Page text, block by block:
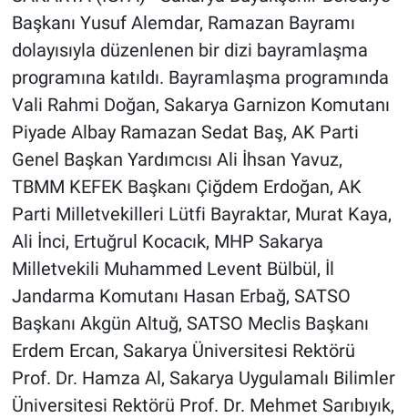
Başkanı Yusuf Alemdar, Ramazan Bayramı
dolayısıyla düzenlenen bir dizi bayramlaşma
programına katıldı. Bayramlaşma programında
Vali Rahmi Doğan, Sakarya Garnizon Komutanı
Piyade Albay Ramazan Sedat Baş, AK Parti
Genel Başkan Yardımcısı Ali İhsan Yavuz,
TBMM KEFEK Başkanı Çiğdem Erdoğan, AK
Parti Milletvekilleri Lütfi Bayraktar, Murat Kaya,
Ali İnci, Ertuğrul Kocacık, MHP Sakarya
Milletvekili Muhammed Levent Bülbül, İl
Jandarma Komutanı Hasan Erbağ, SATSO
Başkanı Akgün Altuğ, SATSO Meclis Başkanı
Erdem Ercan, Sakarya Üniversitesi Rektörü
Prof. Dr. Hamza Al, Sakarya Uygulamalı Bilimler
Üniversitesi Rektörü Prof. Dr. Mehmet Sarıbıyık,